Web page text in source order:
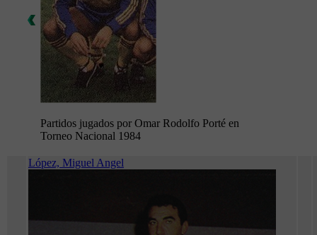
Partidos jugados por Omar Rodolfo Porté en
Torneo Nacional 1984
López, Miguel Angel